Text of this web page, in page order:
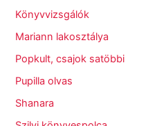
Könyvvizsgálók
Mariann lakosztálya
Popkult, csajok satöbbi
Pupilla olvas
Shanara